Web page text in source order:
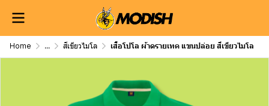
Home ... สีเขียวไมโล เสื้อโปโล ผ้าดรายเทค แขนปล่อย สีเขียวไมโล